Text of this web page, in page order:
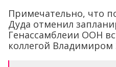
Примечательно, что
Дуда отменил
Генассамблеии ООН
коллегой Владимиром